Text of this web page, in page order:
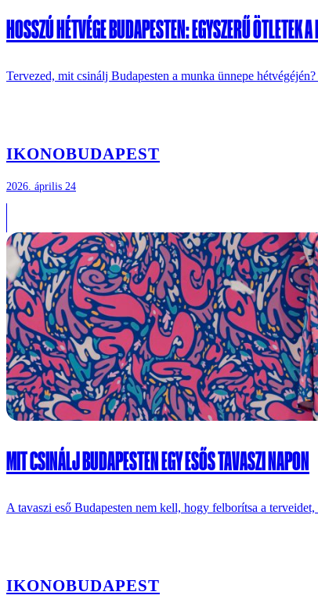
HOSSZÚ HÉTVÉGE BUDAPESTEN: EGYSZERŰ ÖTLETEK
Tervezed, mit csinálj Budapesten a munka ünnepe
IKONOBUDAPEST
2026. április 24
MIT CSINÁLJ BUDAPESTEN EGY ESŐS TAVASZI NAPON
A tavaszi eső Budapesten nem kell, hogy felborítsa a
IKONOBUDAPEST